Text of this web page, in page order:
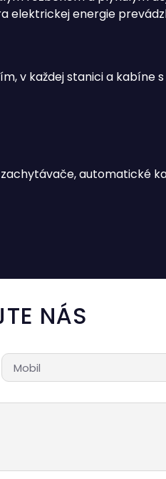
elektrickej energie
v každej stanici a kabíne
automatické
NÁS